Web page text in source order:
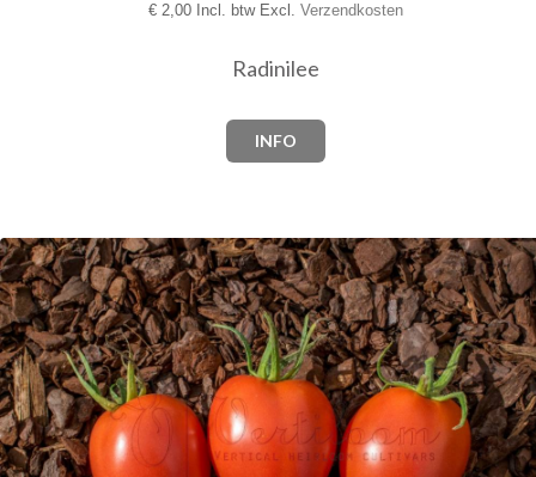
€2,00 Incl. btw Excl. Verzendkosten
Radinilee
INFO